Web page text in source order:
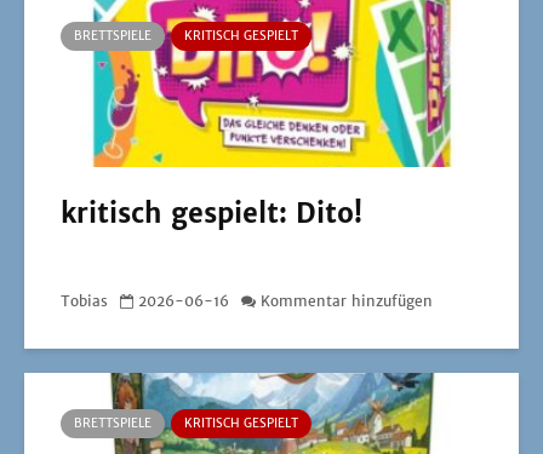
BRETTSPIELE KRITISCH GESPIELT
kritisch gespielt: Dito!
Tobias 2026-06-16 Kommentar hinzufügen
BRETTSPIELE KRITISCH GESPIELT